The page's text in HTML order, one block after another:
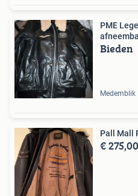
PME
Bieden
Medemblik
Pall Mall
€ 275,00